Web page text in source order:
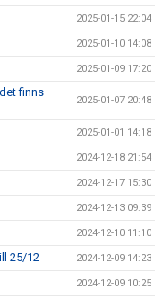
2025-01-15 22:04
2025-01-10 14:08
2025-01-09 17:20
finns
2025-01-07 20:48
2025-01-01 14:18
2024-12-18 21:54
2024-12-17 15:30
2024-12-13 09:39
2024-12-10 11:10
25/12 2024-12-09 14:23
2024-12-09 10:25